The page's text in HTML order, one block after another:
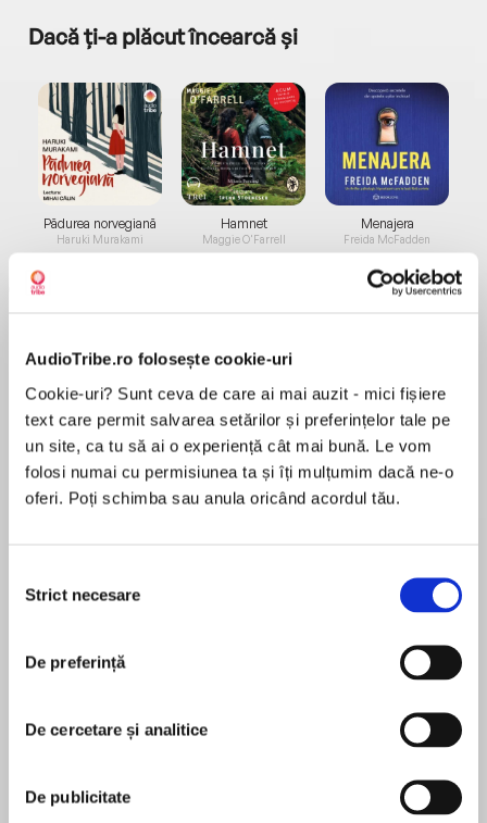
AudioTribe.ro folosește cookie-uri
Cookie-uri? Sunt ceva de care ai mai auzit - mici fișiere
text care permit salvarea setărilor și preferințelor tale pe
un site, ca tu să ai o experiență cât mai bună. Le vom
folosi numai cu permisiunea ta și îți mulțumim dacă ne-o
oferi. Poți schimba sau anula oricând acordul tău.
consimțământului
Strict necesare
De preferință
De cercetare și analitice
De publicitate
Dacă ți-a plăcut încearcă și
Pădurea norvegiană
Haruki Murakami
Elita de Argint (Elita
de...
Dani Francis
Hamnet
Maggie O'Farrell
Diavolul se îmbracă de
la...
Lauren Weisberger
Menajera
Freida McFadden
Migdală
Sohn Won-pyung
ROMANCE – DOLIU – CĂSNICIE - VIEȚI
carte din 2020 și nominalizată la Cel mai bun
romance din 2020 pe Goodreads
decembrie de Josie Silver Cum să oprești
de Linda Holmes Te-am iubit deja în visul meu
de Holly Miller O VIAȚĂ. DOUĂ IUBIRI. O
MAI MULT
pentru această carte